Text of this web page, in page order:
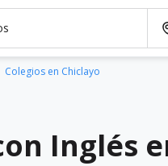
Colegios en Chiclayo
Inglés